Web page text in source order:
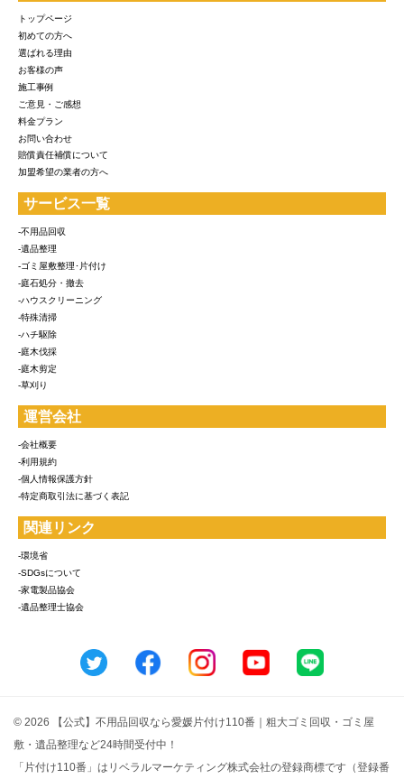
トップページ
初めての方へ
選ばれる理由
お客様の声
施工事例
ご意見・ご感想
料金プラン
お問い合わせ
賠償責任補償について
加盟希望の業者の方へ
サービス一覧
-不用品回収
-遺品整理
-ゴミ屋敷整理･片付け
-庭石処分・撤去
-ハウスクリーニング
-特殊清掃
-ハチ駆除
-庭木伐採
-庭木剪定
-草刈り
運営会社
-会社概要
-利用規約
-個人情報保護方針
-特定商取引法に基づく表記
関連リンク
-環境省
-SDGsについて
-家電製品協会
-遺品整理士協会
© 2026 【公式】不用品回収なら愛媛片付け110番｜粗大ゴミ回収・ゴミ屋
敷・遺品整理など24時間受付中！
「片付け110番」はリベラルマーケティング株式会社の登録商標です（登録番